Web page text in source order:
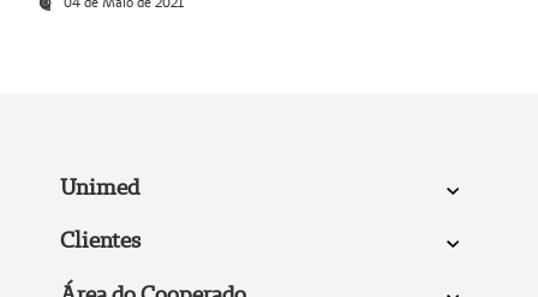
Unimed
Clientes